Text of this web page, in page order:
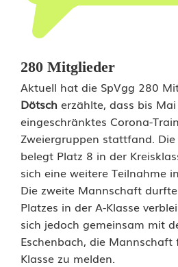
280 Mitglieder
Aktuell hat die SpVgg 280
Dötsch erzählte, dass bis
eingeschränktes Corona-
Zweiergruppen stattfand.
belegt Platz 8 in der
sich eine weitere Teilnahme
Die zweite Mannschaft
Platzes in der A-Klasse
sich jedoch gemeinsam mit
Eschenbach, die
Klasse zu melden.